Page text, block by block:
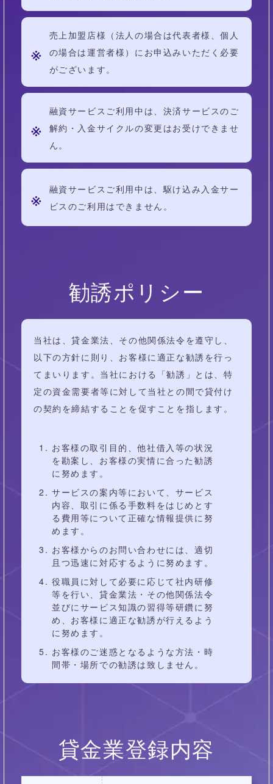
売上加盟店様（法人の場合は代表者様、個人
の場合は運営者様）にお申込みいただく必要
がございます。
融資サービスご利用中は、決済サービスのご
解約・入金サイクルの変更はお受けできませ
ん。
融資サービスご利用中は、駆け込み入金サー
ビスのご利用はできません。
勧誘ポリシー
当社は、貸金業法、その他関係法令を遵守し、
以下の方針に則り、お客様に適正な勧誘を行っ
てまいります。当社における「勧誘」とは、特
定の資金需要者等に対して当社との間で貸付け
の契約を締結することを促すことを指します。
お客様の取引目的、他社借入等の状況
を勘案し、お客様の実情に合った勧誘
に努めます。
サービスの案内等において、サービス
内容、取引に係る手数料をはじめとす
る費用等について正確な情報提供に努
めます。
お客様からのお問い合わせには、適切
且つ迅速に対応するように努めます。
役職員に対して必要に応じて社内研修
等を行い、貸金業法・その他関係法令
並びにサービス知識の習得等研鑽に努
め、お客様に適正な勧誘が行えるよう
に努めます。
お客様のご迷惑となるような方法・時
間帯・場所での勧誘は致しません。
貸金業登録内容